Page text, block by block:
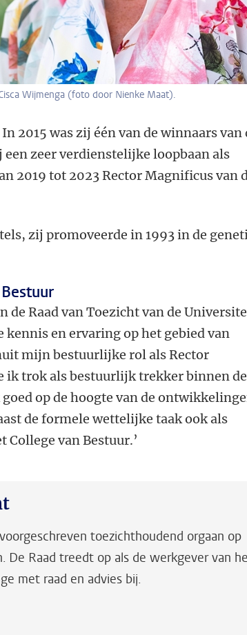
Wijmenga (foto door Nienke Maat).
2015 was zij één van de winnaars van
zeer verdienstelijke loopbaan als
2019 tot 2023 Rector Magnificus van
zij promoveerde in 1993 in de
de Raad van Toezicht van de
en ervaring op het gebied van
mijn bestuurlijke rol als Rector
ik trok als bestuurlijk trekker binnen de
op de hoogte van de
de formele wettelijke taak ook als
van Bestuur.’
toezichthoudend orgaan op
De Raad treedt op als de werkgever van
met raad en advies bij.